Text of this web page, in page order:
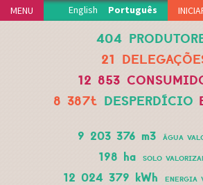
Jump to navigation
MENU
PRODUTORES
DELEGAÇÕES
English Português
404
21
12 853
8 387t DESPERDÍCIO
9 203 376 m3 ÁGUA
198 ha SOLO
12 024 379 kWh ENERGIA